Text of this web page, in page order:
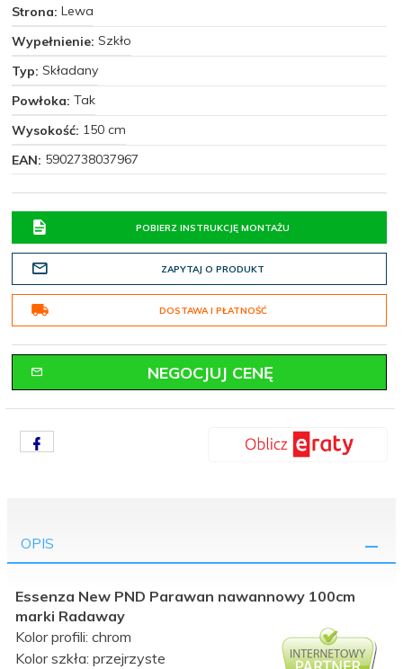
Strona: Lewa
Wypełnienie: Szkło
Typ: Składany
Powłoka: Tak
Wysokość: 150 cm
EAN: 5902738037967
POBIERZ INSTRUKCJĘ MONTAŻU
ZAPYTAJ O PRODUKT
DOSTAWA I PŁATNOŚĆ
NEGOCJUJ CENĘ
OPIS
Essenza New PND Parawan nawannowy 100cm
marki Radaway
Kolor profili: chrom
Kolor szkła: przejrzyste